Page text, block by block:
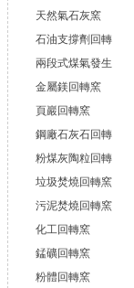
天然氣石灰窯
石油支撐劑回轉
兩段式煤氣發生
金屬鎂回轉窯
頁巖回轉窯
鋼廠石灰石回轉
粉煤灰陶粒回轉
垃圾焚燒回轉窯
污泥焚燒回轉窯
化工回轉窯
錳礦回轉窯
粉體回轉窯